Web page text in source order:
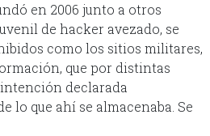
en 2006 junto a otros
de hacker avezado, se
como los sitios militares,
que por distintas
declarada
lo que ahí se almacenaba. Se